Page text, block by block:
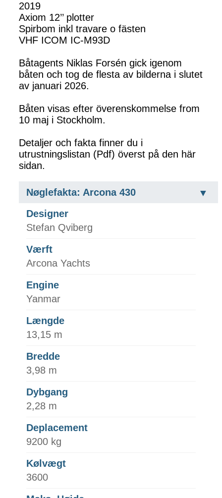
2019
Axiom 12’’ plotter
Spirbom inkl travare o fästen
VHF ICOM IC-M93D
Båtagents Niklas Forsén gick igenom
båten och tog de flesta av bilderna i slutet
av januari 2026.
Båten visas efter överenskommelse from
10 maj i Stockholm.
Detaljer och fakta finner du i
utrustningslistan (Pdf) överst på den här
sidan.
Nøglefakta: Arcona 430
Designer
Stefan Qviberg
Værft
Arcona Yachts
Engine
Yanmar
Længde
13,15 m
Bredde
3,98 m
Dybgang
2,28 m
Deplacement
9200 kg
Kølvægt
3600